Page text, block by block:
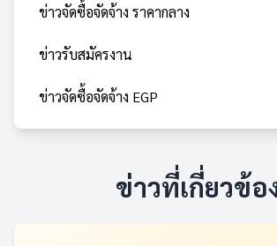
ข่าวจัดซื้อจัดจ้าง ราคากลาง
ข่าวรับสมัครงาน
ข่าวจัดซื้อจัดจ้าง EGP
ข่าวที่เกี่ยวข้อ